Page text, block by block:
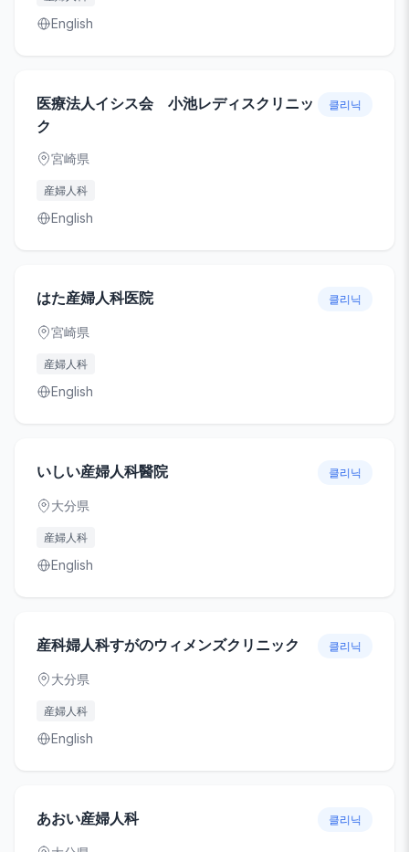
English
医療法人イシス会 小池レディスクリニッ
ク
클리닉
宮崎県
産婦人科
English
はた産婦人科医院 클리닉
宮崎県
産婦人科
English
いしい産婦人科醫院 클리닉
大分県
産婦人科
English
産科婦人科すがのウィメンズクリニック 클리닉
大分県
産婦人科
English
あおい産婦人科 클리닉